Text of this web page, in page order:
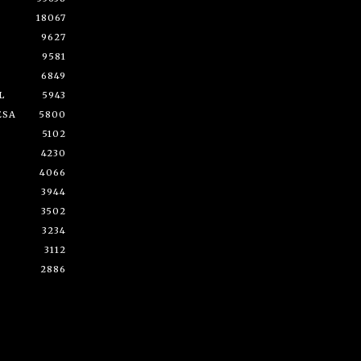
18067
9627
9581
6849
5943
5800
5102
4230
4066
3944
3502
3234
3112
2886